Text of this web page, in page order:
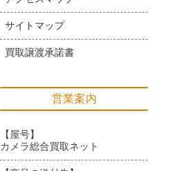
サイトマップ
買取譲渡承諾書
営業案内
【屋号】
カメラ総合買取ネット